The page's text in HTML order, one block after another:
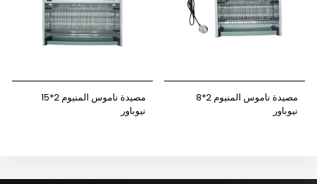
مصيدة ناموس المنيوم 2*8
نيوباور
مصيدة ناموس المنيوم 2*15
نيوباور